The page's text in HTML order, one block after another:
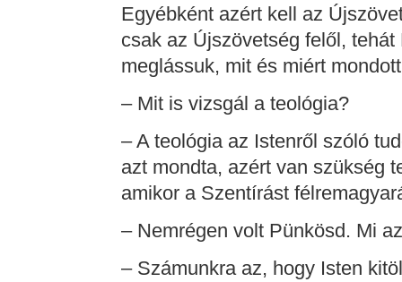
Egyébként azért kell az
csak az Újszövetség felől,
meglássuk, mit és miért
– Mit is vizsgál a teológia?
– A teológia az Istenről szóló
azt mondta, azért van szükség
amikor a Szentírást
– Nemrégen volt Pünkösd. Mi
– Számunkra az, hogy Isten